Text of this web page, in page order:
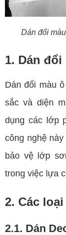
Dán đổi
1. Dán
Dán đổi màu
sắc và diện
dụng các lớp
công nghệ
bảo vệ lớp
trong việc lựa
2. Các
2.1. Dán